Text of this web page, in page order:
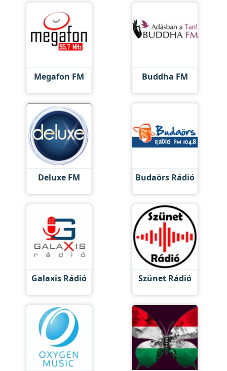
Megafon FM Buddha FM
Deluxe FM Budaörs Rádió
Galaxis Rádió Szünet Rádió